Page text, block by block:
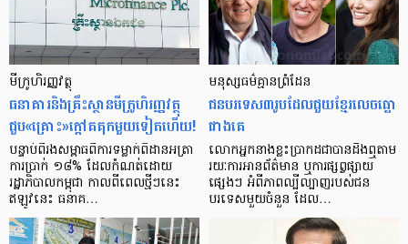
មីក្រូ​ហិរញ្ញវត្ថុ
ធនាគារ​និង​គ្រឹះស្ថាន​មីក្រូ​ហិរញ្ញវត្ថុ​
ជួប«គ្រោះ»ក្តៅ​គគុក​មួយ​ទៀត​ហើយ!
បន្ទាប់​ពី​រង​សម្ពាធ​​ពី​ការ​ទម្លាក់​ពិដាន​អត្រា​
ការ​ប្រាក់ ១៨​% ដែល​កំណត់​ដោយ​
រដ្ឋាភិបាល​កម្ពុជា កាល​ពី​ពេល​ថ្មីៗ​នេះ
ឥឡូវ​នេះ ធនាគ…
មនុស្ស​ធម៌​គ្មាន​ព្រំដែន
ជន​បរទេស​៣​រូប​ដែល​ជួយ​ខ្មែរ​លេច​ធ្លោ​
ជាង​គេ
លោកអ្នក​នាង​ខ្លះ​ប្រាកដ​ជា​បាន​​ដឹង​ឮ​តាម​
រយៈ​ការ​អាន​ព័ត៌មាន ឬ​ការ​ផ្សព្វផ្សាយ​
ផ្សេងៗ អំពី​ភាព​ល្បីល្បាញ​របស់​ជន​
បរទេស​មួយ​ចំនួន ដែល…